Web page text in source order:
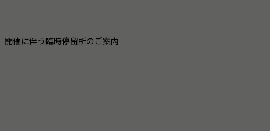
催に伴う臨時停留所のご案内